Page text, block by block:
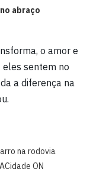
abraço
o amor e
eles sentem no
a diferença na
na rodovia
ON